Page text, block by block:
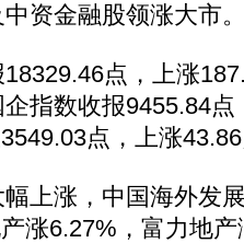
资金融股领涨大市
点，上涨
指数收报9455.84
点，上涨
涨，中国海外发
涨6.27%，富力地